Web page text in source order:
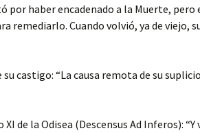
haber encadenado a la Muerte, pero
remediarlo. Cuando volvió, ya de viejo,
castigo: “La causa remota de su
de la Odisea (Descensus Ad Inferos):